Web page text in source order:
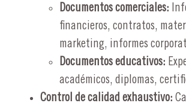
Documentos comerciales:
financieros, contratos,
marketing, informes
Documentos educativos:
académicos, diplomas,
Control de calidad exhaustivo: